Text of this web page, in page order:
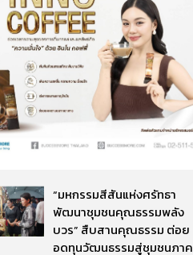
“มหกรรมสีสันแห่งศรัทธา
พัฒนาชุมชนคุณธรรมพลัง
บวร” สืบสานคุณธรรม ต่อย
อดทุนวัฒนธรรมสู่ชุมชนภาค